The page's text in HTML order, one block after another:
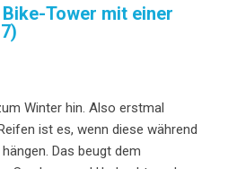
Tower mit einer
Winter hin. Also erstmal
ist es, wenn diese während
Das beugt dem